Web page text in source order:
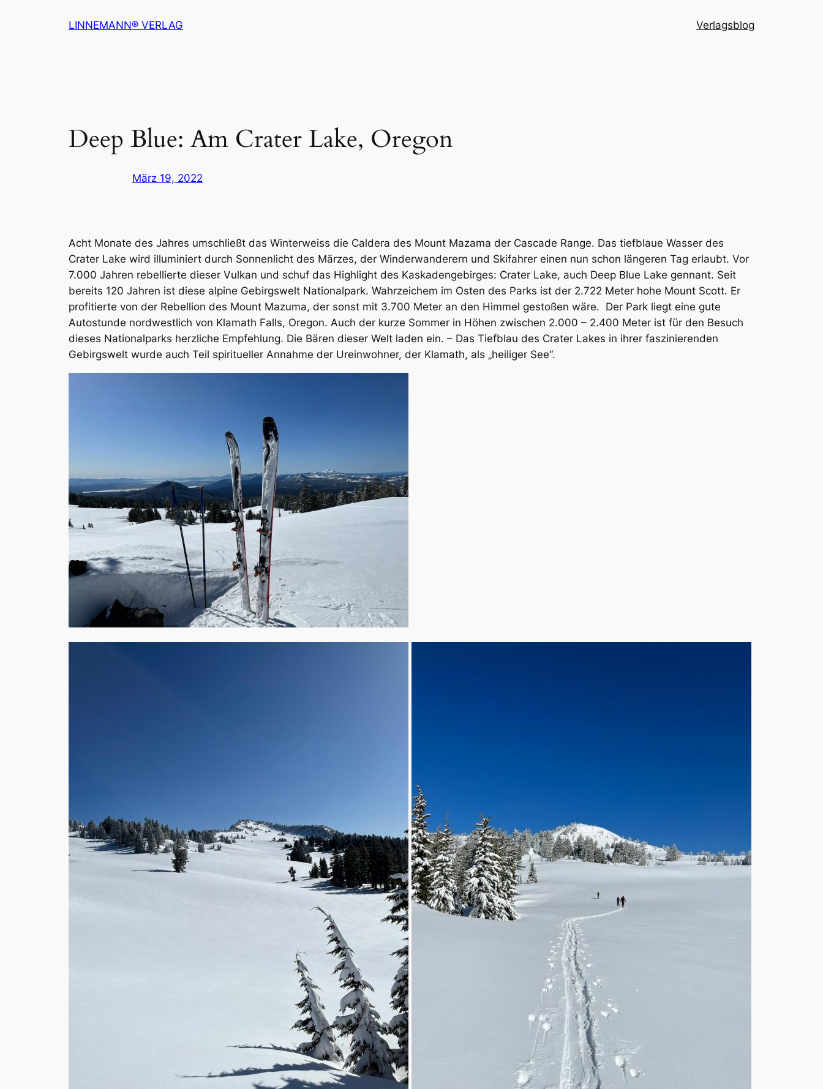
LINNEMANN® VERLAG Verlagsblog
Deep Blue: Am Crater Lake, Oregon
März 19, 2022
Acht Monate des Jahres umschließt das Winterweiss die Caldera des Mount Mazama der Cascade Range. Das tiefblaue Wasser des
Crater Lake wird illuminiert durch Sonnenlicht des Märzes, der Winderwanderern und Skifahrer einen nun schon längeren Tag erlaubt. Vor
7.000 Jahren rebellierte dieser Vulkan und schuf das Highlight des Kaskadengebirges: Crater Lake, auch Deep Blue Lake gennant. Seit
bereits 120 Jahren ist diese alpine Gebirgswelt Nationalpark. Wahrzeichem im Osten des Parks ist der 2.722 Meter hohe Mount Scott. Er
profitierte von der Rebellion des Mount Mazuma, der sonst mit 3.700 Meter an den Himmel gestoßen wäre. Der Park liegt eine gute
Autostunde nordwestlich von Klamath Falls, Oregon. Auch der kurze Sommer in Höhen zwischen 2.000 – 2.400 Meter ist für den Besuch
dieses Nationalparks herzliche Empfehlung. Die Bären dieser Welt laden ein. – Das Tiefblau des Crater Lakes in ihrer faszinierenden
Gebirgswelt wurde auch Teil spiritueller Annahme der Ureinwohner, der Klamath, als „heiliger See“.